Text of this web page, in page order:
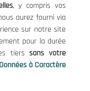
ou Initiatives ?
vous, soyez le premier à
nouvelles.
, y compris vos
aurez fourni via
sur notre site
pour la durée
tierssans votre
à Caractère